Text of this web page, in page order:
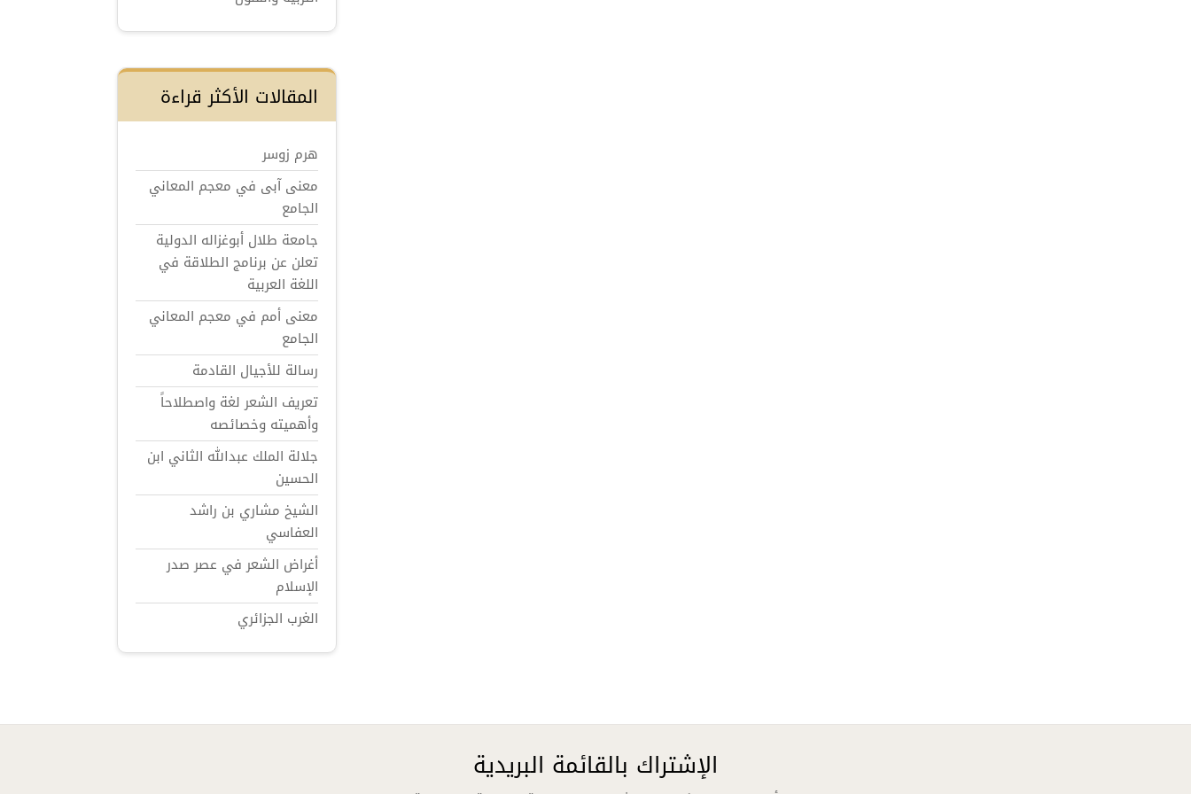
المقالات الأكثر قراءة
هرم زوسر
معنى آبى في معجم المعاني
الجامع
جامعة طلال أبوغزاله الدولية
تعلن عن برنامج الطلاقة في
اللغة العربية
معنى أمم في معجم المعاني
الجامع
رسالة للأجيال القادمة
تعريف الشعر لغة واصطلاحاً
وأهميته وخصائصه
جلالة الملك عبدالله الثاني ابن
الحسين
الشيخ مشاري بن راشد
العفاسي
أغراض الشعر في عصر صدر
الإسلام
الغرب الجزائري
الإشتراك بالقائمة البريدية